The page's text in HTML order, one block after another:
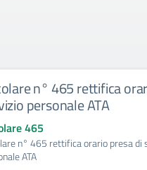
n° 465 rettifica
personale ATA
465
n° 465 rettifica orario presa di
ATA